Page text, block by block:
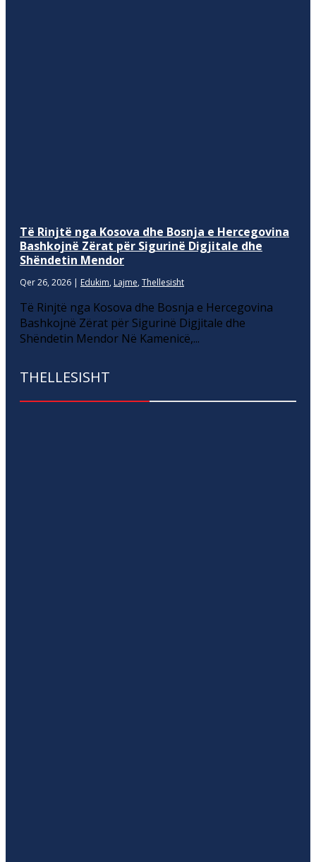
Të Rinjtë nga Kosova dhe Bosnja e Hercegovina
Bashkojnë Zërat për Sigurinë Digjitale dhe
Shëndetin Mendor
Qer 26, 2026 | Edukim, Lajme, Thellesisht
Të Rinjtë nga Kosova dhe Bosnja e Hercegovina
Bashkojnë Zërat për Sigurinë Digjitale dhe
Shëndetin Mendor Në Kamenicë,...
THELLESISHT